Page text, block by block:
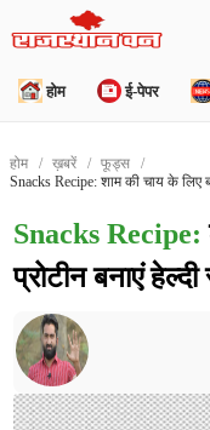
होम ई-पेपर
होम ख़बरें
फूड्स
Snacks Recipe: शाम की चाय के लिए
Snacks Recipe:
प्रोटीन बनाएं